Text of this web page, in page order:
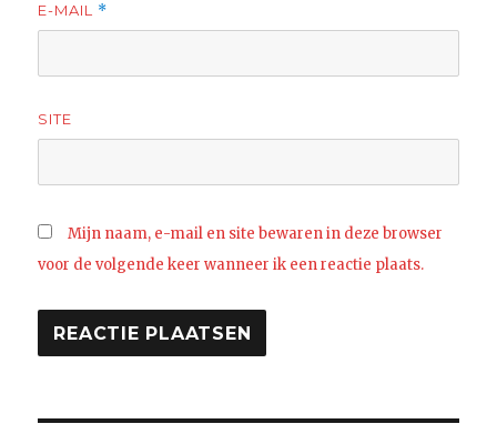
E-MAIL *
SITE
Mijn naam, e-mail en site bewaren in deze browser
voor de volgende keer wanneer ik een reactie plaats.